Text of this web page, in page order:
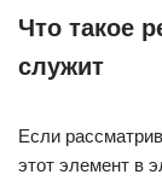
Что такое
служит
Если
этот элемент в